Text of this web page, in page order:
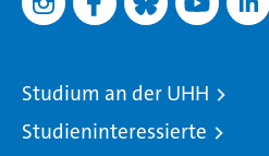
Studium an der UHH
Studieninteressierte